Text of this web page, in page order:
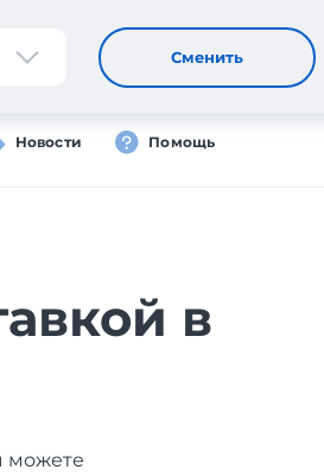
Регистрация
Новости Помощь
Сменить
в
можете